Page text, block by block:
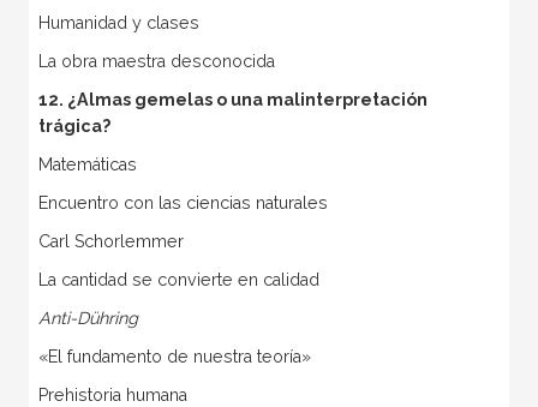
Humanidad y clases
La obra maestra desconocida
12. ¿Almas gemelas o una malinterpretación
trágica?
Matemáticas
Encuentro con las ciencias naturales
Carl Schorlemmer
La cantidad se convierte en calidad
Anti-Dühring
«El fundamento de nuestra teoría»
Prehistoria humana